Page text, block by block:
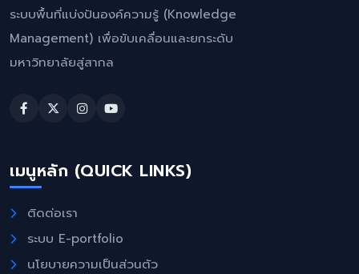
ระบบพื้นที่แบ่งปันองค์ความรู้ (Knowledge
Management) เพื่อขับเคลื่อนและยกระดับ
มหาวิทยาลัยสู่สากล
เมนูหลัก (QUICK LINKS)
ติดต่อเรา
ระบบ E-portfolio
นโยบายความเป็นส่วนตัว